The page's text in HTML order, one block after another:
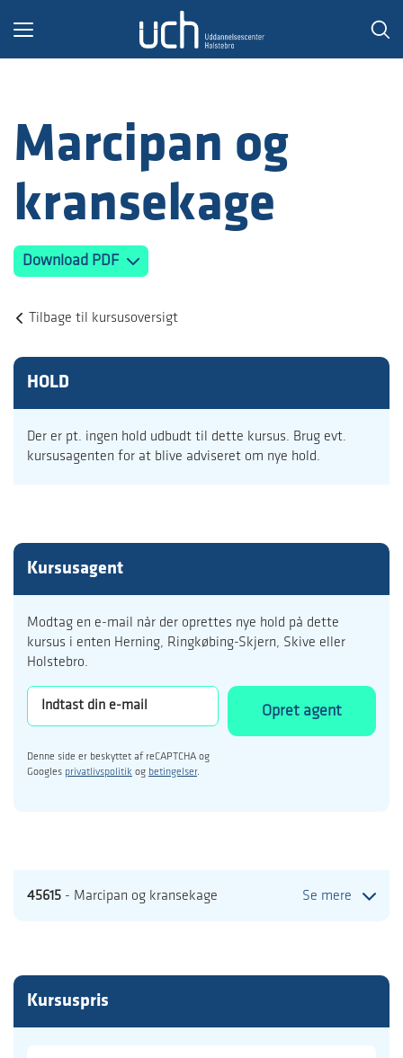
Toggle
Marcipan og
kransekage
Download PDF
Tilbage til kursusoversigt
HOLD
Der er pt. ingen hold udbudt til dette kursus. Brug evt.
kursusagenten for at blive adviseret om nye hold.
Kursusagent
Modtag en e-mail når der oprettes nye hold på dette
kursus i enten Herning, Ringkøbing-Skjern, Skive eller
Holstebro.
Opret agent
Denne side er beskyttet af reCAPTCHA og
Googles privatlivspolitik og betingelser.
45615 - Marcipan og kransekage Se mere
Kursuspris